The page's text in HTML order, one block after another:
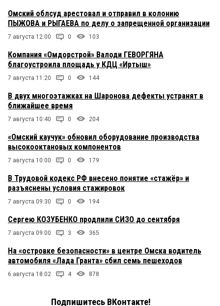
Омский облсуд арестовал и отправил в колонию
ПЫЖОВА и РЫГАЕВА по делу о запрещенной организации
7 августа 12:00 0 103
Компания «Омдорстрой» Валоди ГЕВОРГЯНА
благоустроила площадь у КДЦ «Иртыш»
7 августа 11:20 0 144
В двух многоэтажках на Шаронова дефекты устранят в
ближайшее время
7 августа 10:40 0 204
«Омский каучук» обновил оборудование производства
высокооктановых компонентов
7 августа 10:00 0 179
В Трудовой кодекс РФ внесено понятие «стажёр» и
разъяснены условия стажировок
7 августа 09:30 0 194
Сергею КОЗУБЕНКО продлили СИЗО до сентября
7 августа 09:00 3 365
На «островке безопасности» в центре Омска водитель
автомобиля «Лада Гранта» сбил семь пешеходов
6 августа 18:02 4 878
Подпишитесь ВКонтакте!